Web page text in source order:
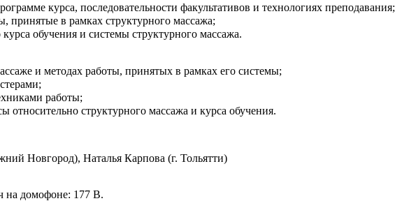
курса, последовательности факультативов и технологиях преподавания;
принятые в рамках структурного массажа;
обучения и системы структурного массажа.
и методах работы, принятых в рамках его системы;
работы;
структурного массажа и курса обучения.
Новгород), Наталья Карпова (г. Тольятти)
на домофоне: 177 В.